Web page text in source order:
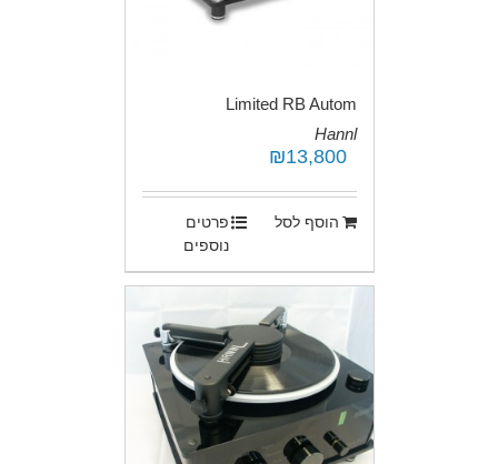
Limited RB Autom
Hannl
₪13,800
הוסף לסל
פרטים
נוספים